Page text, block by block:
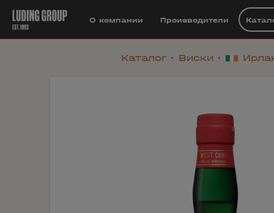
О компании Производители
Каталог Виски